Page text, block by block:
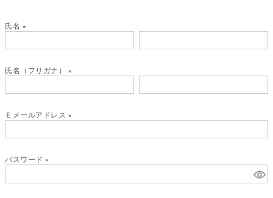
氏名
必
)
氏名（フリガナ）
必
)
Ｅメールアドレス
必
)
パスワード
必